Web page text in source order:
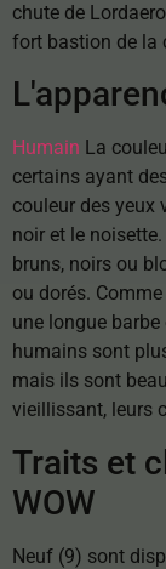
chute de
fort bastion de la
Humain La
certains ayant
couleur des yeux
noir et le
bruns, noirs ou
ou dorés.
une longue
humains sont
mais ils sont
vieillissant, leurs
Traits et
WOW
Neuf (9) sont